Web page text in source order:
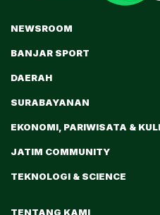
NEWSROOM
BANJAR SPORT
DAERAH
SURABAYANAN
EKONOMI, PARIWISATA &
JATIM COMMUNITY
TEKNOLOGI & SCIENCE
TENTANG KAMI